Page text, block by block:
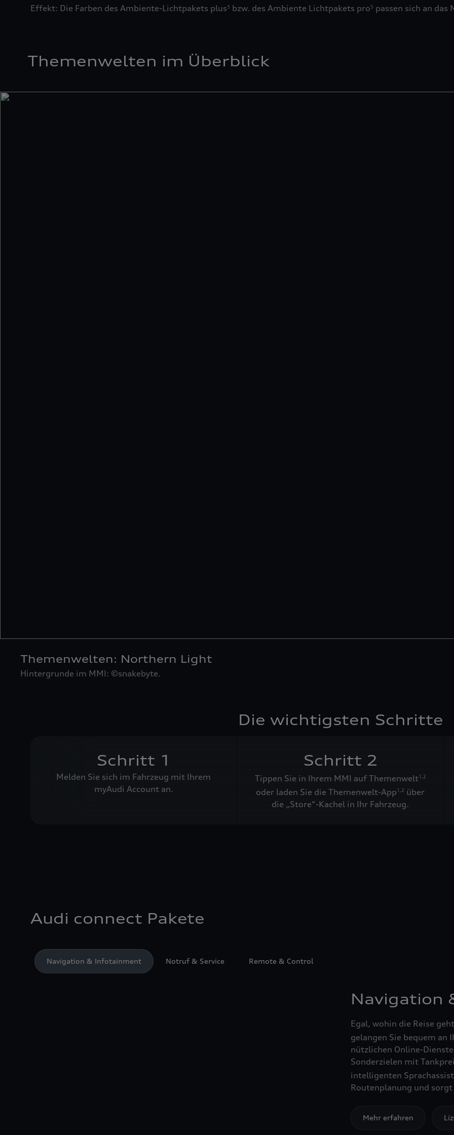
Effekt: Die Farben des Ambiente-Lichtpakets plus5 bzw. des Ambiente Lichtpakets pro5 passen sich an
Themenwelten im Überblick
Themenwelten: Northern Light
Hintergrunde im MMI: ©snakebyte.
Die wichtigsten Schritte
Schritt 1
Melden Sie sich im Fahrzeug mit Ihrem
myAudi Account an.
Schritt 2
Tippen Sie in Ihrem MMI auf Themenwelt1 2
oder laden Sie die Themenwelt-App1 2 über
die „Store“-Kachel in Ihr Fahrzeug.
Audi connect Pakete
Navigation & Infotainment Notruf & Service Remote & Control
Navigation
Egal, wohin die Reise
gelangen Sie bequem
nützlichen Online-
Sonderzielen mit
intelligenten
Routenplanung und
Mehr erfahren